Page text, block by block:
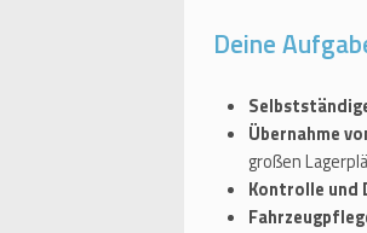
Deine
Übernahme
großen
Kontrolle und